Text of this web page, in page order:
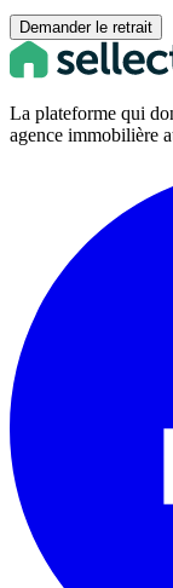
Demander le retrait
La plateforme qui
agence immobilière